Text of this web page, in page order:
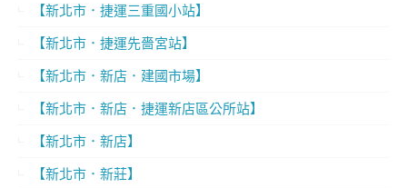
【新北市．捷運三重國小站】
【新北市．捷運先嗇宮站】
【新北市．新店．建國市場】
【新北市．新店．捷運新店區公所站】
【新北市．新店】
【新北市．新莊】